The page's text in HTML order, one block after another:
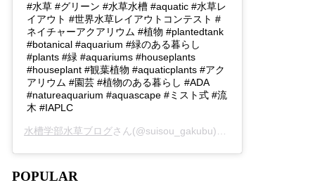
#水草 #グリーン #水草水槽 #aquatic #水草レ
イアウト #世界水草レイアウトコンテスト #
ネイチャーアクアリウム #植物 #plantedtank
#botanical #aquarium #緑のある暮らし
#plants #緑 #aquariums #houseplants
#houseplant #観葉植物 #aquaticplants #アク
アリウム #園芸 #植物のある暮らし #ADA
#natureaquarium #aquascape #ミスト式 #流
木 #IAPLC
水槽学部水草ブログさん(@suisou_gakubu)がシェアした投稿 -
POPULAR